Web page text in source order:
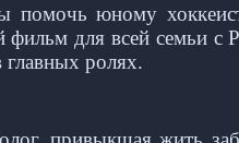
помочь юному
фильм для всей семьи
ролях.